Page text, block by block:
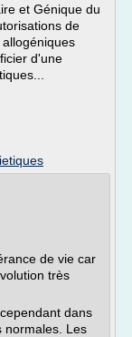
et Génique du
de
d'une
de vie car
très
dans
normales. Les